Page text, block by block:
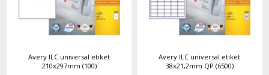
Avery ILC universal etiket
210x297mm (100)
Avery ILC universal etiket
38x21,2mm QP (6500)